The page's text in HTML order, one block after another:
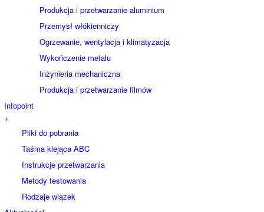
Produkcja i przetwarzanie aluminium
Przemysł włókienniczy
Ogrzewanie, wentylacja i klimatyzacja
Wykończenie metalu
Inżynieria mechaniczna
Produkcja i przetwarzanie filmów
Infopoint
+
Pliki do pobrania
Taśma klejąca ABC
Instrukcje przetwarzania
Metody testowania
Rodzaje wiązek